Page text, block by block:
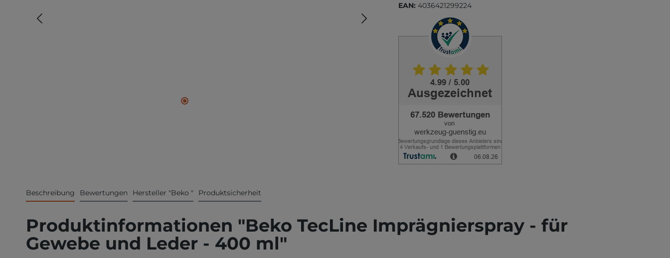
EAN: 4036421299224
Beschreibung Bewertungen Hersteller "Beko " Produktsicherheit
Produktinformationen "Beko TecLine Imprägnierspray - für
Gewebe und Leder - 400 ml"